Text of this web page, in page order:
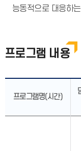
능동적으로 대응하
프로그램 내용
프로그램명(시간)